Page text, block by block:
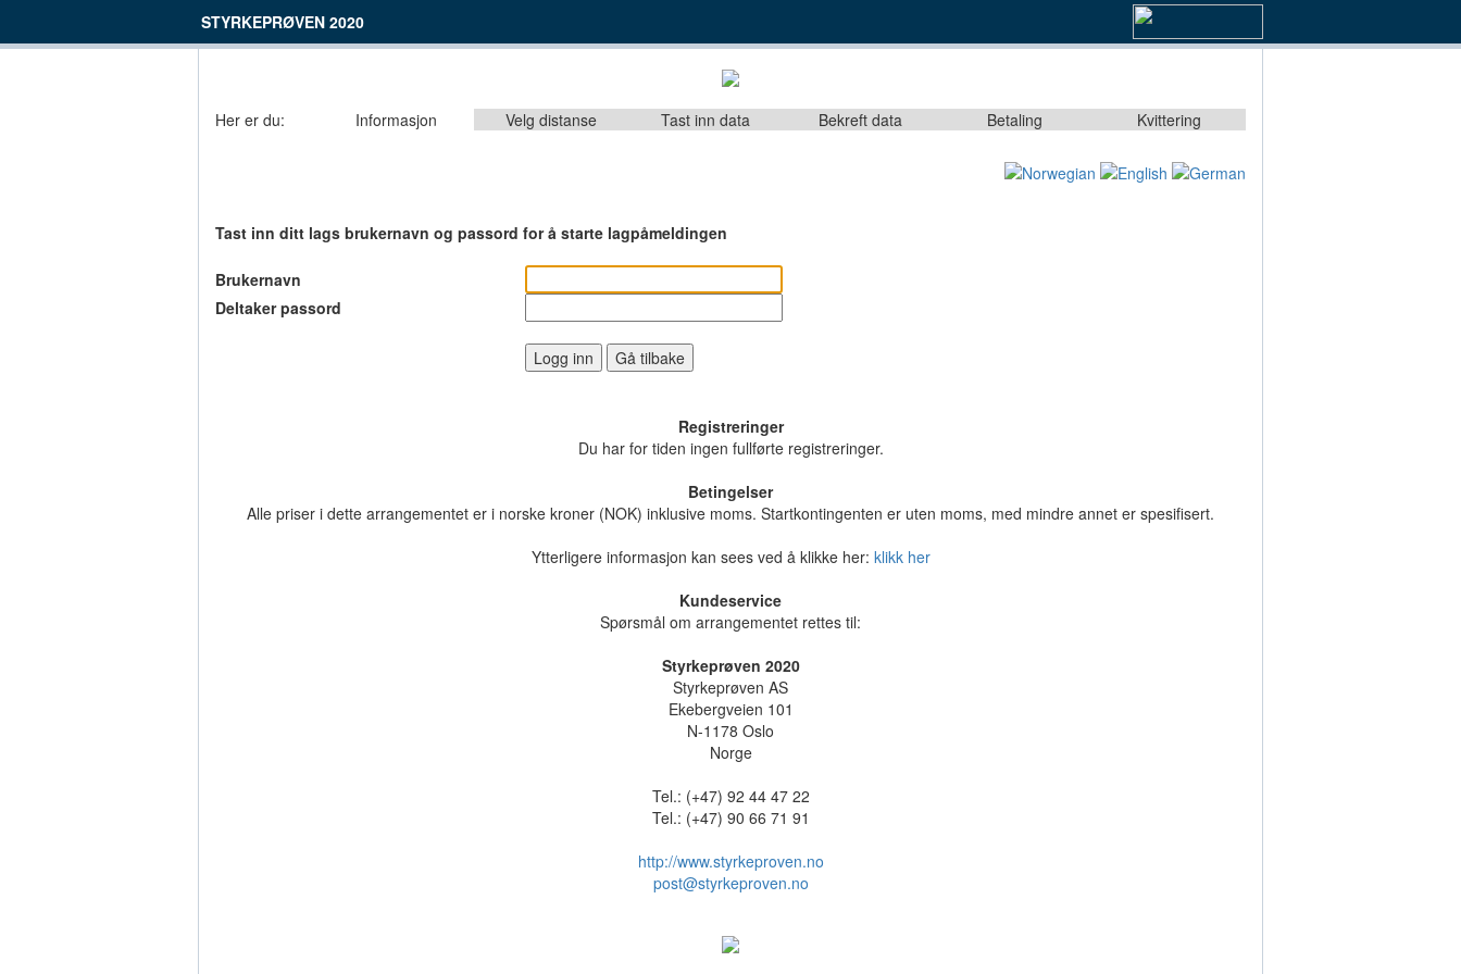
STYRKEPRØVEN 2020
Her er du: Informasjon Velg distanse Tast inn data Bekreft data Betaling Kvittering
Tast inn ditt lags brukernavn og passord for å starte lagpåmeldingen
Brukernavn
Deltaker passord
Logg inn Gå tilbake
Registreringer
Du har for tiden ingen fullførte registreringer.
Betingelser
Alle priser i dette arrangementet er i norske kroner (NOK) inklusive moms. Startkontingenten er uten moms, med mindre annet er spesifisert.
Ytterligere informasjon kan sees ved å klikke her: klikk her
Kundeservice
Spørsmål om arrangementet rettes til:
Styrkeprøven 2020
Styrkeprøven AS
Ekebergveien 101
N-1178 Oslo
Norge
Tel.: (+47) 92 44 47 22
Tel.: (+47) 90 66 71 91
http://www.styrkeproven.no
post@styrkeproven.no